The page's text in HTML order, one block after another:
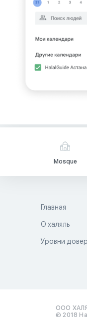
Mosque
Главная
О халяль
Уровни
ООО
© 2018